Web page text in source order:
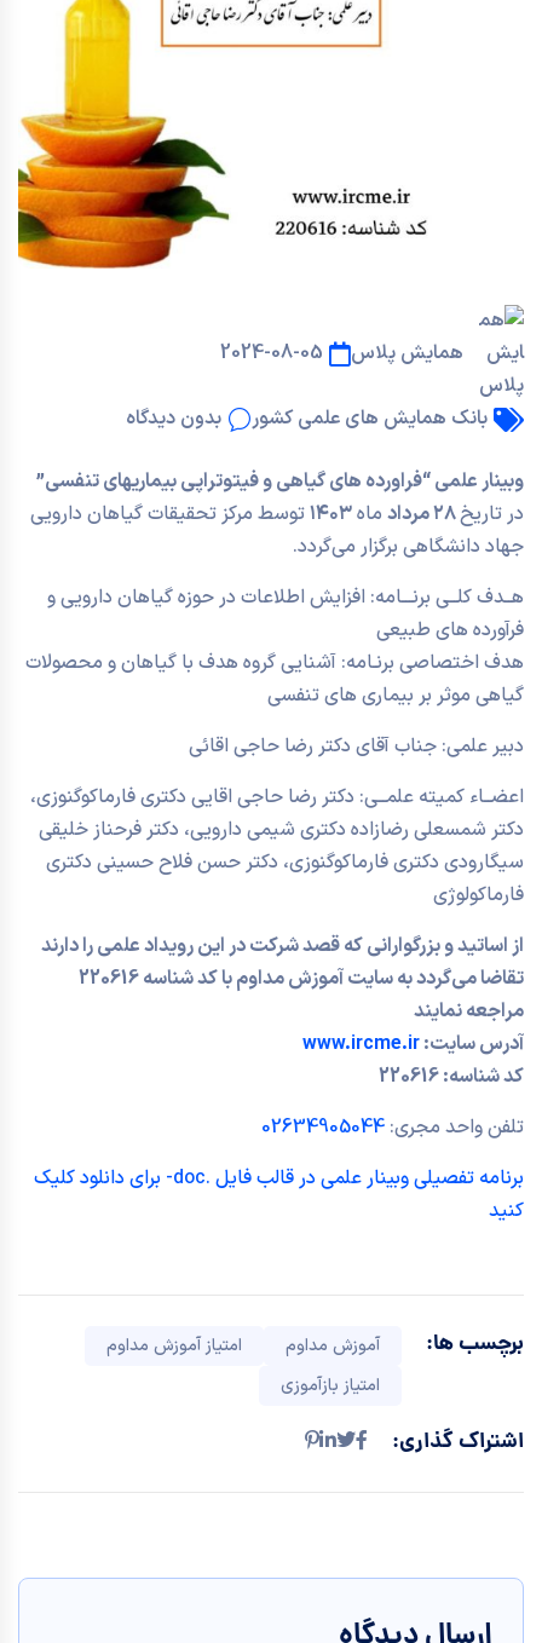
همایش پلاس 2024-08-05
بانک همایش های علمی کشور بدون دیدگاه
وبینار علمی “فراورده های گیاهی و فیتوتراپی بیماریهای تنفسی”
در تاریخ
ماه۱۴۰۳توسط مرکز تحقیقات گیاهان دارویی
جهاد دانشگاهی برگزار می‌گردد.
هــدف کلــی برنـــامه: افزایش اطلاعات در حوزه گیاهان دارویی و
فرآورده های طبیعی
هدف اختصاصی برنـامه: آشنایی گروه هدف با گیاهان و محصولات
گیاهی موثر بر بیماری های تنفسی
دبیر علمی: جناب آقای دکتر رضا حاجی اقائی
اعضــاء کمیته علمــی: دکتر رضا حاجی اقایی دکتری فارماکوگنوزی،
دکتر شمسعلی رضازاده دکتری شیمی دارویی، دکتر فرحناز خلیقی
سیگارودی دکتری فارماکوگنوزی، دکتر حسن فلاح حسینی دکتری
فارماکولوژی
از اساتید و بزرگوارانی که قصد شرکت در این رویداد علمی را دارند
تقاضا می‌گردد به سایت آموزش مداوم با کد شناسه 220616
مراجعه نمایند
آدرس سایت:www.ircme.ir
کد شناسه: 220616
تلفن واحد مجری: 02634905044
برنامه تفصیلی وبینار علمی در قالب فایل .doc- برای دانلود کلیک
کنید
برچسب ها: آموزش مداوم
امتیاز آموزش مداوم
امتیاز بازآموزی
اشتراک گذاری: